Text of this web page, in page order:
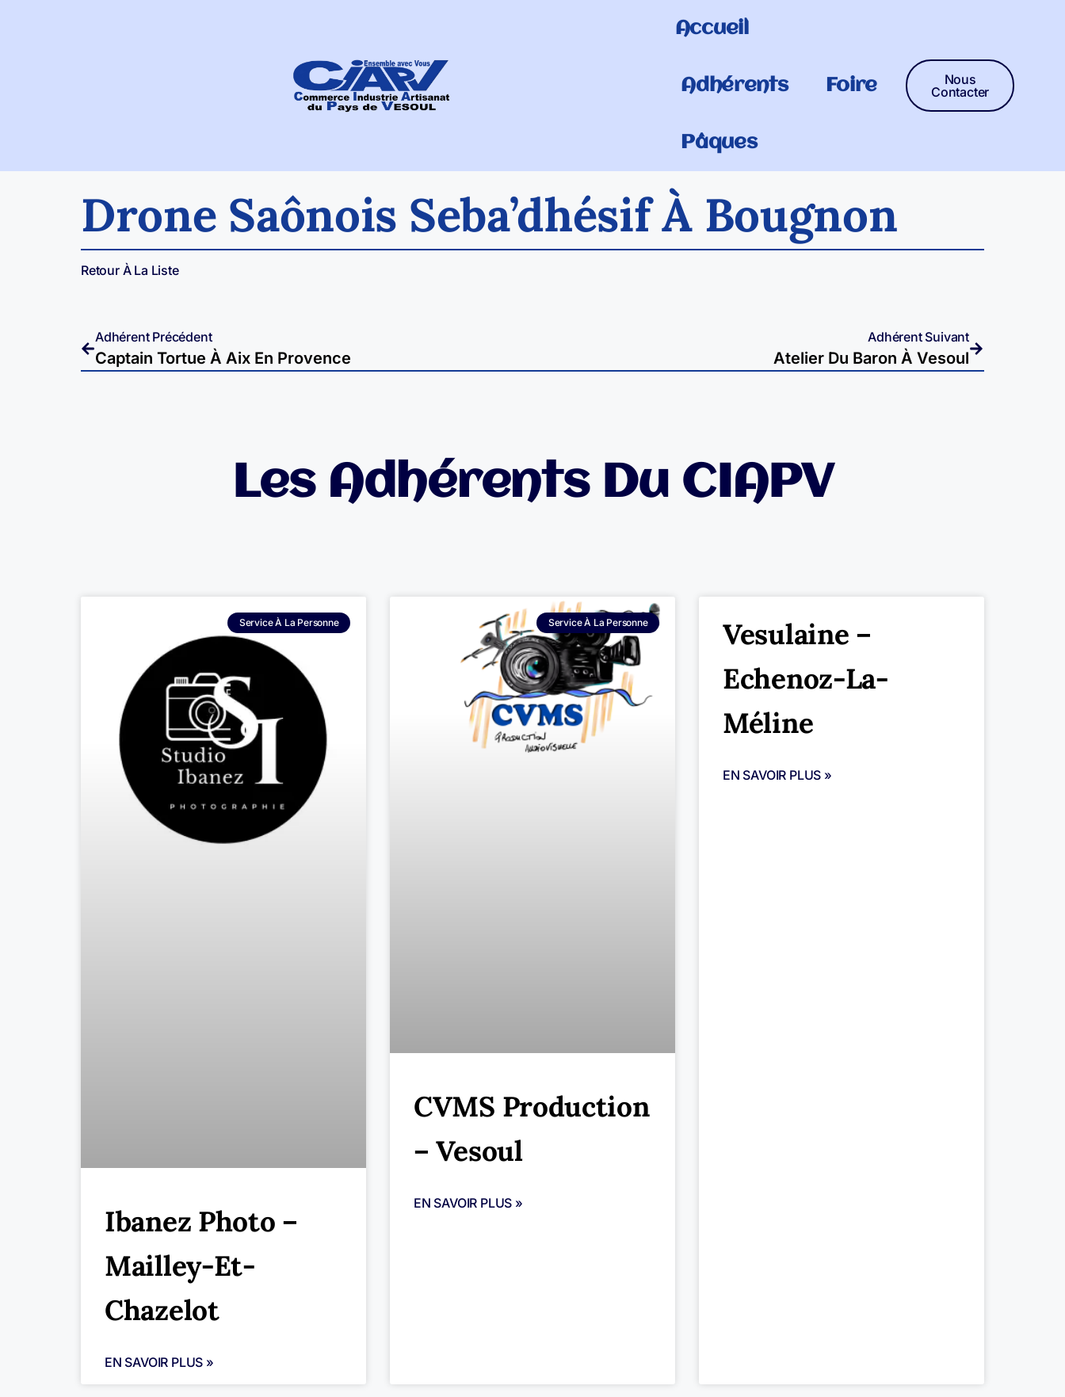
Accueil
Adhérents Foire
Pâques
Nous
Contacter
Drone Saônois Seba’dhésif À Bougnon
Retour À La Liste
Adhérent Précédent
Captain Tortue À Aix En Provence
Adhérent Suivant
Atelier Du Baron À Vesoul
Les Adhérents Du CIAPV
Service À La Personne
Ibanez Photo –
Mailley-Et-
Chazelot
EN SAVOIR PLUS »
Service À La Personne
CVMS Production
– Vesoul
EN SAVOIR PLUS »
Vesulaine –
Echenoz-La-
Méline
EN SAVOIR PLUS »